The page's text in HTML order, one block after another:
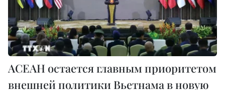
АСЕАН остается главным приоритетом
внешней политики Вьетнама в новую